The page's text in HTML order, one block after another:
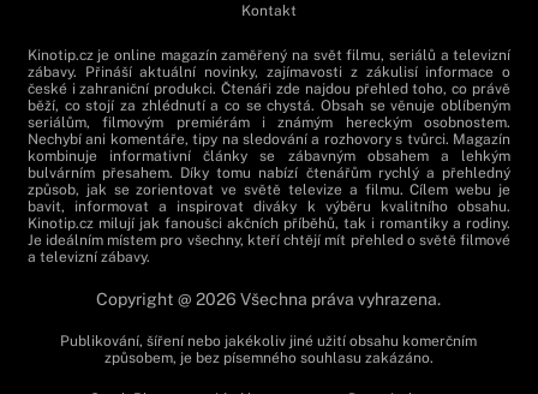
Kontakt
Kinotip.cz je online magazín zaměřený na svět filmu, seriálů a televizní
zábavy. Přináší aktuální novinky, zajímavosti z zákulisí informace o
české i zahraniční produkci. Čtenáři zde najdou přehled toho, co právě
běží, co stojí za zhlédnutí a co se chystá. Obsah se věnuje oblíbeným
seriálům, filmovým premiérám i známým hereckým osobnostem.
Nechybí ani komentáře, tipy na sledování a rozhovory s tvůrci. Magazín
kombinuje informativní články se zábavným obsahem a lehkým
bulvárním přesahem. Díky tomu nabízí čtenářům rychlý a přehledný
způsob, jak se zorientovat ve světě televize a filmu. Cílem webu je
bavit, informovat a inspirovat diváky k výběru kvalitního obsahu.
Kinotip.cz milují jak fanoušci akčních příběhů, tak i romantiky a rodiny.
Je ideálním místem pro všechny, kteří chtějí mít přehled o světě filmové
a televizní zábavy.
Copyright @ 2026 Všechna práva vyhrazena.
Publikování, šíření nebo jakékoliv jiné užití obsahu komerčním
způsobem, je bez písemného souhlasu zakázáno.